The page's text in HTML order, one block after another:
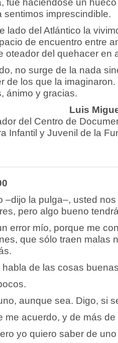
fue haciéndose un
sentimos imprescindible.
lado del Atlántico la
de encuentro entre
oteador del quehacer en
no surge de la nada
de los que la
ánimo y gracias.
Luis
del Centro de
Infantil y Juvenil de la
–dijo la pulga–, usted
pero algo bueno
error mío, porque me
que sólo traen malas
de las cosas
aunque sea. Digo, si
me acuerdo, y de más
yo quiero saber de